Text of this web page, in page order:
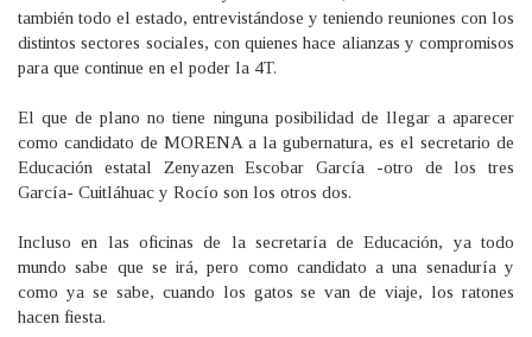
también todo el estado, entrevistándose y teniendo reuniones con los
distintos sectores sociales, con quienes hace alianzas y compromisos
para que continue en el poder la 4T.
El que de plano no tiene ninguna posibilidad de llegar a aparecer
como candidato de MORENA a la gubernatura, es el secretario de
Educación estatal Zenyazen Escobar García -otro de los tres
García- Cuitláhuac y Rocío son los otros dos.
Incluso en las oficinas de la secretaría de Educación, ya todo
mundo sabe que se irá, pero como candidato a una senaduría y
como ya se sabe, cuando los gatos se van de viaje, los ratones
hacen fiesta.